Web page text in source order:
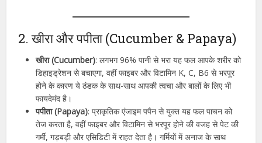
2. खीरा और पपीता (Cucumber & Papaya)
खीरा (Cucumber): लगभग 96% पानी से भरा यह फल आपके शरीर को
डिहाइड्रेशन से बचाएगा, वहीं फाइबर और विटामिन K, C, B6 से भरपूर
होने के कारण ये ठंडक के साथ-साथ आपकी त्वचा और बालों के लिए भी
फायदेमंद है।
पपीता (Papaya): प्राकृतिक एंजाइम पपैन से युक्त यह फल पाचन को
तेज करता है, वहीं फाइबर और विटामिन से भरपूर होने की वजह से पेट की
गर्मी, गड़बड़ी और एसिडिटी में राहत देता है। गर्मियों में अनाज के साथ